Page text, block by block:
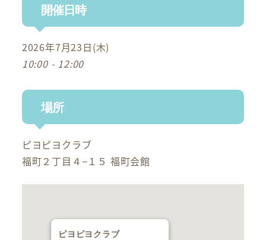
開催日時
2026年7月23日(木)
10:00 - 12:00
場所
ピヨピヨクラブ
福町２丁目４−１５ 福町会館
ピヨピヨクラブ